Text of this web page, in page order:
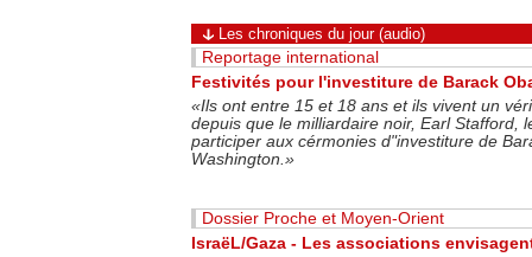
Les chroniques du jour (audio)
Reportage international
Festivités pour l'investiture de Barack
«Ils ont entre 15 et 18 ans et ils vivent un
depuis que le milliardaire noir, Earl Stafford,
participer aux cérmonies d"investiture de
Washington.»
Dossier Proche et Moyen-Orient
IsraëL/Gaza - Les associations